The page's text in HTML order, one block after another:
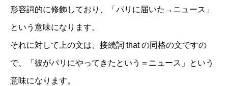
形容詞的に修飾しており、「パリに届いた→ニュース」
という意味になります。
それに対して上の文は、接続詞 that の同格の文ですの
で、「彼がパリにやってきたという＝ニュース」という
意味になります。